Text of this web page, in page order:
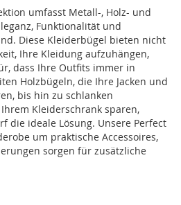
umfasst Metall-, Holz- und
Funktionalität und
Diese Kleiderbügel bieten nicht
Ihre Kleidung aufzuhängen,
dass Ihre Outfits immer in
Holzbügeln, die Ihre Jacken und
bis hin zu schlanken
Kleiderschrank sparen,
die ideale Lösung. Unsere Perfect
um praktische Accessoires,
sorgen für zusätzliche